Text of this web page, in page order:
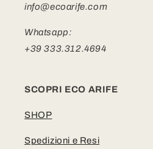
info@ecoarife.com
Whatsapp:
+39 333.312.4694
SCOPRI ECO ARIFE
SHOP
Spedizioni e Resi